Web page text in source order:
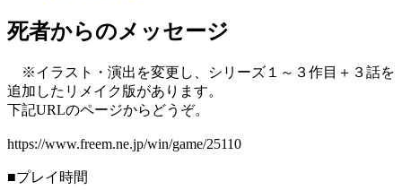
死者からのメッセージ
※イラスト・演出を変更し、シリーズ１～３作目＋３話を
追加したリメイク版があります。
下記URLのページからどうぞ。
https://www.freem.ne.jp/win/game/25110
■プレイ時間